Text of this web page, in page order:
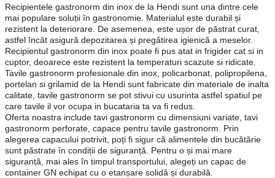
Recipientele gastronorm din inox de la Hendi sunt una dintre cele
mai populare soluții în gastronomie. Materialul este durabil și
rezistent la deteriorare. De asemenea, este ușor de păstrat curat,
astfel încât asigură depozitarea și pregătirea igienică a meselor.
Recipientul gastronorm din inox poate fi pus atat in frigider cat si in
cuptor, deoarece este rezistent la temperaturi scazute si ridicate.
Tavile gastronorm profesionale din inox, policarbonat, polipropilena,
portelan si grilamid de la Hendi sunt fabricate din materiale de inalta
calitate, tavile gastronorm se pot stivui cu usurinta astfel spatiul pe
care tavile il vor ocupa in bucataria ta va fi redus.
Oferta noastra include tavi gastronorm cu dimensiuni variate, tavi
gastronorm perforate, capace pentru tavile gastronorm. Prin
alegerea capacului potrivit, poți fi sigur că alimentele din bucătărie
sunt păstrate în condiții de siguranță. Pentru o și mai mare
siguranță, mai ales în timpul transportului, alegeți un capac de
container GN echipat cu o etanșare solidă și durabilă.